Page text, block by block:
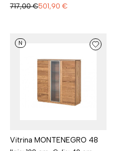
717,00 €501,90 €
N
Vitrina MONTENEGRO 48